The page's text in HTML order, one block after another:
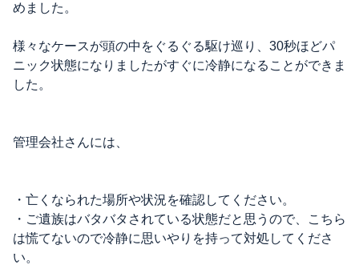
めました。
様々なケースが頭の中をぐるぐる駆け巡り、30秒ほどパ
ニック状態になりましたがすぐに冷静になることができま
した。
管理会社さんには、
・亡くなられた場所や状況を確認してください。
・ご遺族はバタバタされている状態だと思うので、こちら
は慌てないので冷静に思いやりを持って対処してくださ
い。